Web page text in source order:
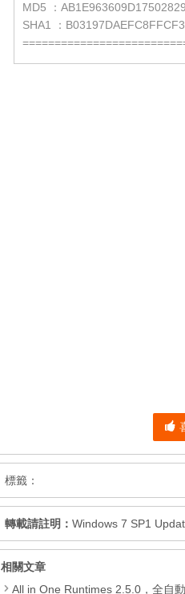
MD5 ：
SHA1 ：
標籤：
轉載請註明： Windows 7 SP1
相關文章
All in One Runtimes 2.5.0，全自動安裝.Net Framework、Visual